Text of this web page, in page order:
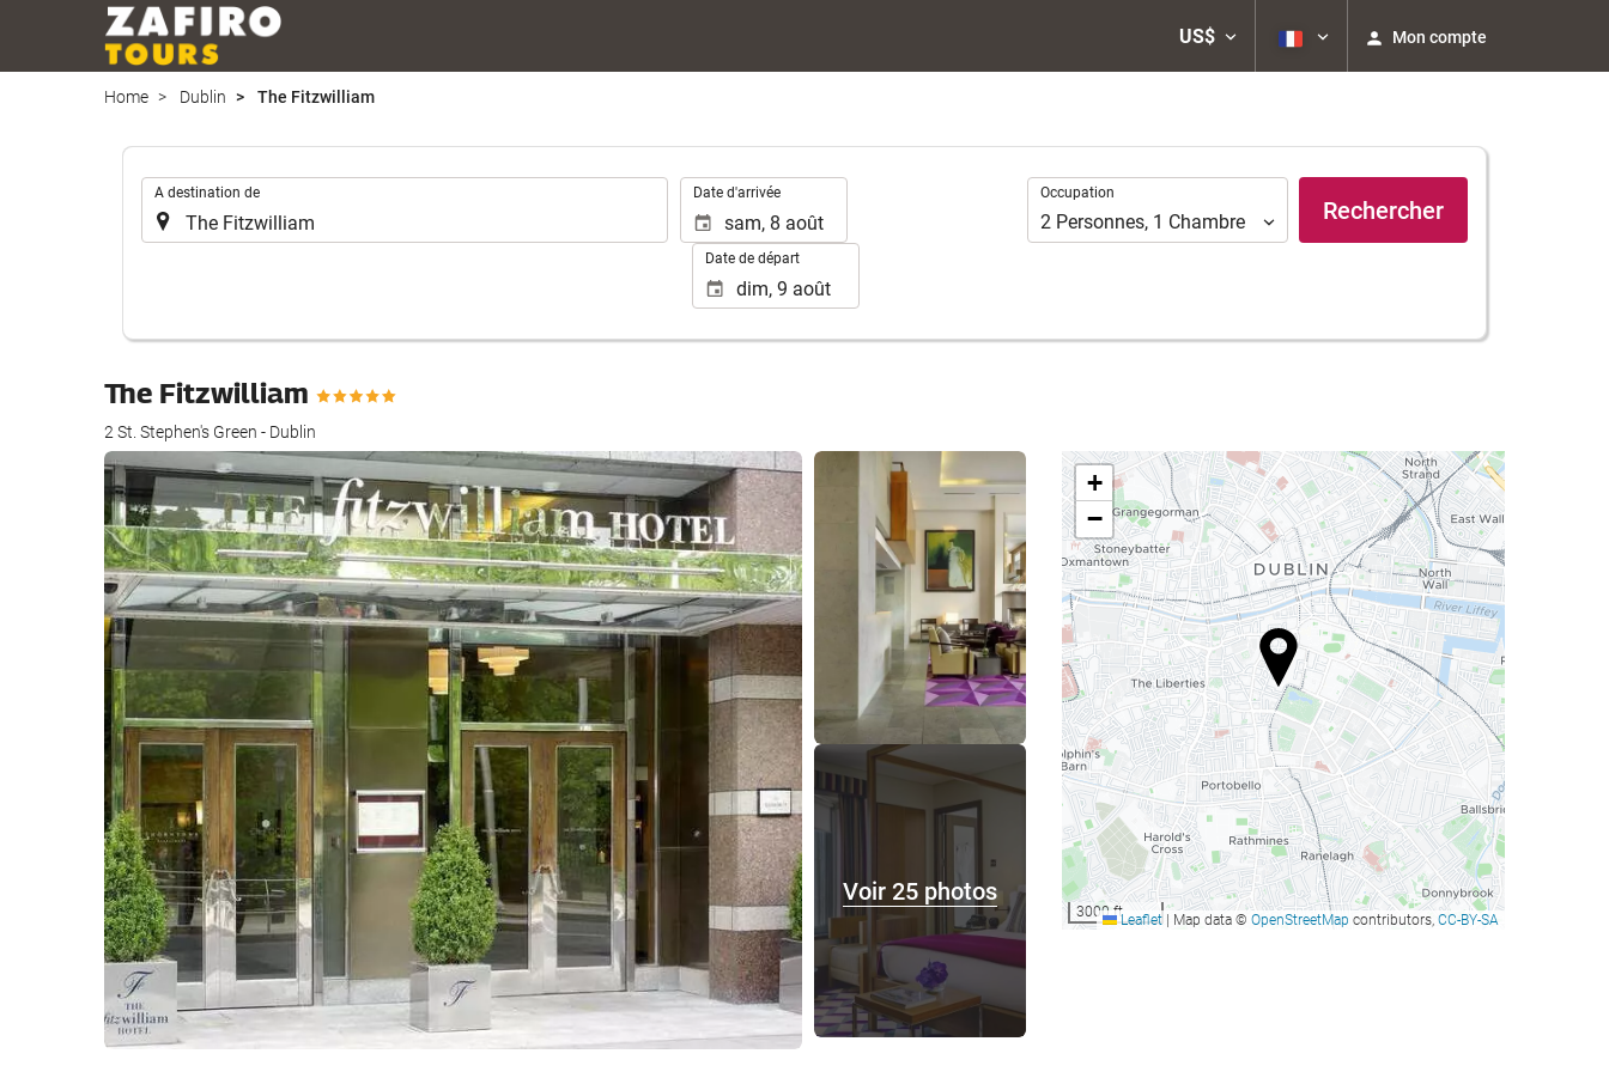
US$ Mon compte
Home Dublin The Fitzwilliam
A destination de Date d'arrivée
Date de départ
Occupation
Occupation
2 Personnes, 1 Chambre Rechercher
The Fitzwilliam
2 St. Stephen's Green - Dublin
Voir 25 photos
Voir 25 photos
+
−
3000 ftLeaflet Map data © OpenStreetMap contributors, CC-BY-SA